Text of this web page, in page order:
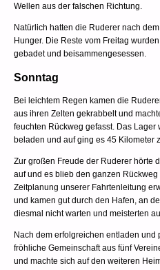
Wellen aus der falschen Richtung.
Natürlich hatten die Ruderer nach
Hunger. Die Reste vom Freitag
gebadet und beisammengesessen.
Sonntag
Bei leichtem Regen kamen die
aus ihren Zelten gekrabbelt und
feuchten Rückweg gefasst. Das
beladen und auf ging es 45 Kilometer
Zur großen Freude der Ruderer hörte
auf und es blieb den ganzen
Zeitplanung unserer Fahrtenleitung
und kamen gut durch den Hafen, an
diesmal nicht warten und meisterten
Nach dem erfolgreichen entladen und
fröhliche Gemeinschaft aus fünf
und machte sich auf den weiteren